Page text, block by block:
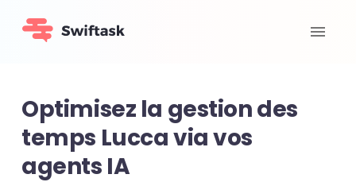
Optimisez la gestion des
temps Lucca via vos
agents IA